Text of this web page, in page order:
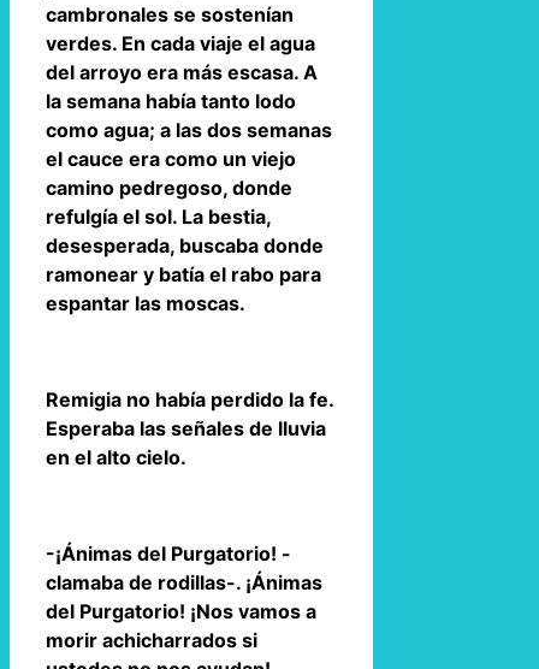
cambronales se sostenían
verdes. En cada viaje el agua
del arroyo era más escasa. A
la semana había tanto lodo
como agua; a las dos semanas
el cauce era como un viejo
camino pedregoso, donde
refulgía el sol. La bestia,
desesperada, buscaba donde
ramonear y batía el rabo para
espantar las moscas.
Remigia no había perdido la fe.
Esperaba las señales de lluvia
en el alto cielo.
-¡Ánimas del Purgatorio! -
clamaba de rodillas-. ¡Ánimas
del Purgatorio! ¡Nos vamos a
morir achicharrados si